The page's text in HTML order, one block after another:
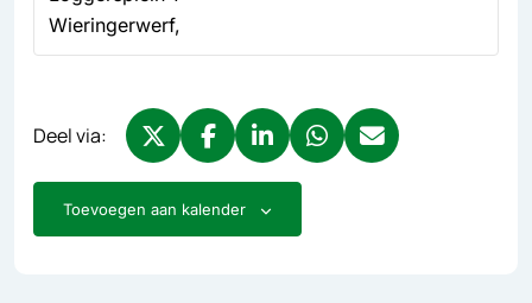
Wieringerwerf,
Deel via:
Deel via X, opent in nieuw tabblad
Deel via Facebook, opent in nieuw
Deel via LinkedIn, opent in
Deel via WhatsApp, opent
Toevoegen aan kalender